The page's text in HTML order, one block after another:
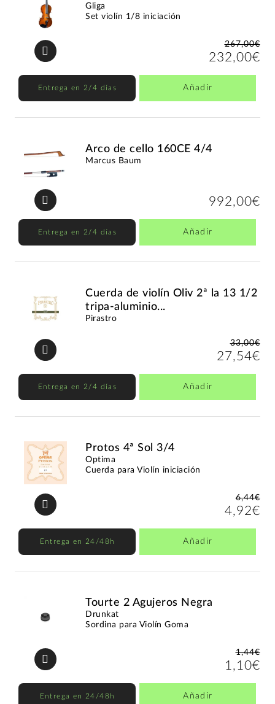
Gliga
Set violín 1/8 iniciación
267,00€
232,00€
Entrega en 2/4 días Añadir
Arco de cello 160CE 4/4
Marcus Baum
992,00€
Entrega en 2/4 días Añadir
Cuerda de violín Oliv 2ª la 13 1/2
tripa-aluminio...
Pirastro
33,00€
27,54€
Entrega en 2/4 días Añadir
Protos 4ª Sol 3/4
Optima
Cuerda para Violín iniciación
6,44€
4,92€
Entrega en 24/48h Añadir
Tourte 2 Agujeros Negra
Drunkat
Sordina para Violín Goma
1,44€
1,10€
Entrega en 24/48h Añadir